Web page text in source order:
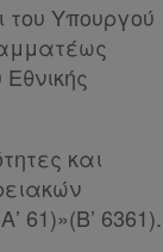
του Υπουργού
και
61)»(Β’ 6361).